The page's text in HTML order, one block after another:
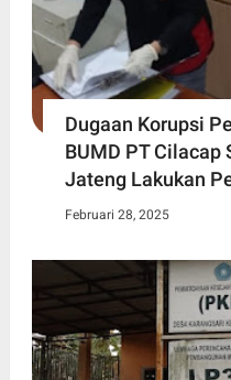
Dugaan Korupsi
BUMD PT Cilacap
Jateng Lakukan
Februari 28, 2025